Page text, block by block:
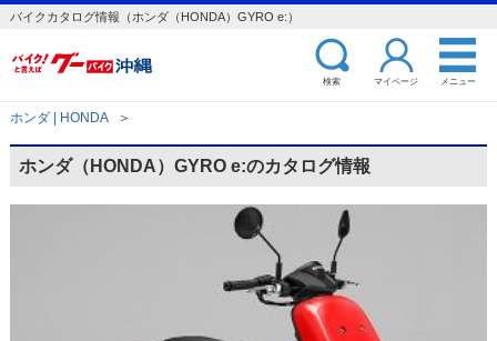
バイクカタログ情報（ホンダ（HONDA）GYRO e:）
検索 マイページ メニュー
ホンダ | HONDA ＞
ホンダ（HONDA）GYRO e:のカタログ情報